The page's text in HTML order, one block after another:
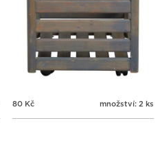
80 Kč množství: 2 ks